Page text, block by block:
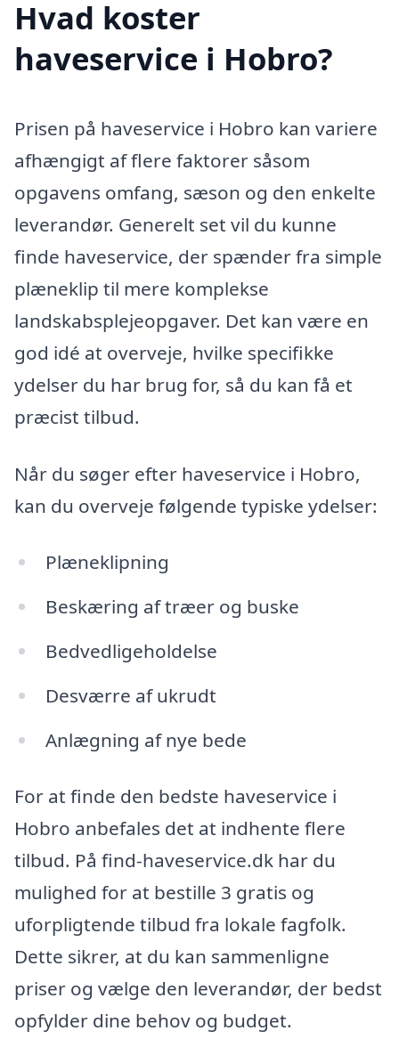
Hvad koster
haveservice i Hobro?
Prisen på haveservice i Hobro kan variere
afhængigt af flere faktorer såsom
opgavens omfang, sæson og den enkelte
leverandør. Generelt set vil du kunne
finde haveservice, der spænder fra simple
plæneklip til mere komplekse
landskabsplejeopgaver. Det kan være en
god idé at overveje, hvilke specifikke
ydelser du har brug for, så du kan få et
præcist tilbud.
Når du søger efter haveservice i Hobro,
kan du overveje følgende typiske ydelser:
Plæneklipning
Beskæring af træer og buske
Bedvedligeholdelse
Desværre af ukrudt
Anlægning af nye bede
For at finde den bedste haveservice i
Hobro anbefales det at indhente flere
tilbud. På find-haveservice.dk har du
mulighed for at bestille 3 gratis og
uforpligtende tilbud fra lokale fagfolk.
Dette sikrer, at du kan sammenligne
priser og vælge den leverandør, der bedst
opfylder dine behov og budget.